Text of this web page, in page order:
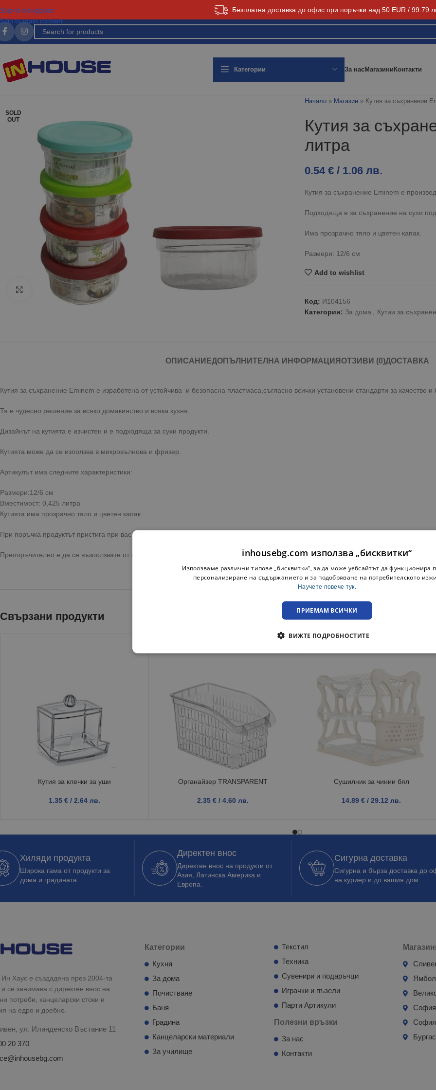
Безплатна доставка до офис при поръчки над 50 EUR / 99.79
Skip to navigation
Skip to main content
Категории За насМагазиниКонтакти
SOLD
OUT
Click to enlarge
Начало» Магазин» Кутия за съхранение
Кутия за
литра
0.54 € / 1.06 лв.
Кутия за съхранение Eminem е
Подходяща е за съхранение на сухи
Има прозрачно тяло и цветен капак.
Размери: 12/6 см
Add to wishlist
Код: И104156
Категории: За дома Кутии за
ОПИСАНИЕДОПЪЛНИТЕЛНА ИНФОРМАЦИЯ ОТЗИВИ (0)ДОСТАВКА
Кутия за съхранение Eminem е изработена от устойчива и безопасна пластмаса,съгласно всички установени стандарти за качество и
Тя е чудесно решение за всяко домакинство и всяка кухня.
Дизайнът на кутията е изчистен и е подходяща за сухи продукти.
Кутията може да се използва в микровълнова и фризер.
Артикулът има следните характеристики:
Размери:12/6 см
Вместимост: 0,425 литра
Кутията има прозрачно тяло и цветен капак.
При поръчка продуктът пристига при вас с бърза и сигурна доставка до адрес или офис на куриерска фирма с опция преглед.
Препоръчително е да се възползвате от предоставената опция за преглед при освобождаване на пратката!
Свързани продукти
Кутия за клечки за уши
1.35 € / 2.64 лв.
Органайзер TRANSPARENT
2.35 € / 4.60 лв.
Сушилник за чинии бял
14.89 € / 29.12 лв.
Хиляди продукта
Широка гама от продукти за
дома и градината.
Директен внос
Директен внос на продукти от
Азия, Латинска Америка и
Европа.
Сигурна доставка
Сигурна и бърза доставка до
на куриер и до вашия дом.
Хаус е създадена през 2004-та
и се занимава с директен внос на
потреби, канцеларски стоки и
на едро и дребно.
ул. Илинденско Въстание 11
20 370
Категории
Кухня
За дома
Почистване
Баня
Градина
Канцеларски материали
За училище
Текстил
Техника
Сувенири и подаръчци
Играчки и пъзели
Парти Артикули
Полезни връзки
За нас
Контакти
Ямбол
София
Бургас
inhousebg.com използва „бисквитки“
Използваме различни типове „бисквитки“, за да може уебсайтът да функционира
персонализиране на съдържанието и за подобряване на потребителското
Научете повече тук.
ПРИЕМАМ ВСИЧКИ
ВИЖТЕ ПОДРОБНОСТИТЕ